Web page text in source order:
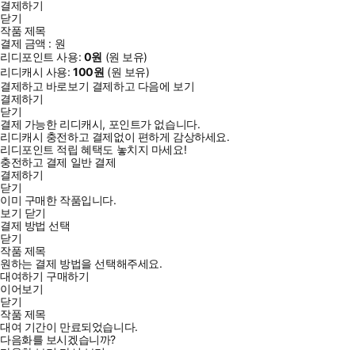
결제하기
닫기
작품 제목
결제 금액 : 원
리디포인트 사용: 0원 (원 보유)
리디캐시 사용:100원 (원 보유)
결제하고 바로보기 결제하고 다음에 보기
결제하기
닫기
결제 가능한 리디캐시, 포인트가 없습니다.
리디캐시 충전하고 결제없이 편하게 감상하세요.
리디포인트 적립 혜택도 놓치지 마세요!
충전하고 결제 일반 결제
결제하기
닫기
이미 구매한 작품입니다.
보기 닫기
결제 방법 선택
닫기
작품 제목
원하는 결제 방법을 선택해주세요.
대여하기 구매하기
이어보기
닫기
작품 제목
대여 기간이 만료되었습니다.
다음화를 보시겠습니까?